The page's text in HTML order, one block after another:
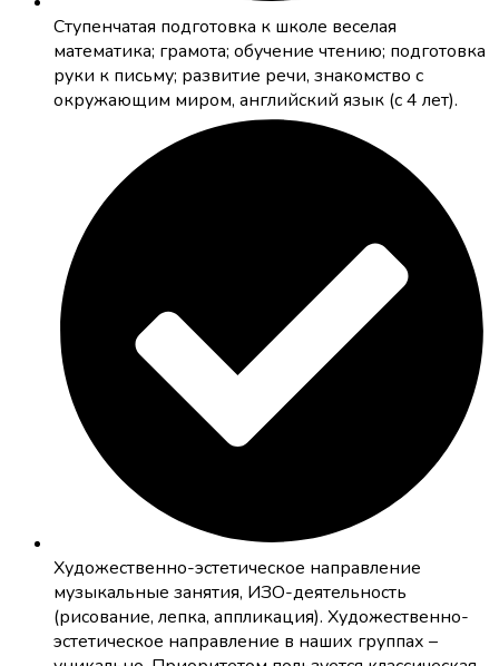
Cтупенчатая подготовка к школе веселая
математика; грамота; обучение чтению; подготовка
руки к письму; развитие речи, знакомство с
окружающим миром, английский язык (с 4 лет).
Художественно-эстетическое направление
музыкальные занятия, ИЗО-деятельность
(рисование, лепка, аппликация). Художественно-
эстетическое направление в наших группах –